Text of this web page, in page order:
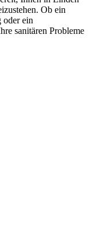
Ob ein
oder ein
sanitären Probleme